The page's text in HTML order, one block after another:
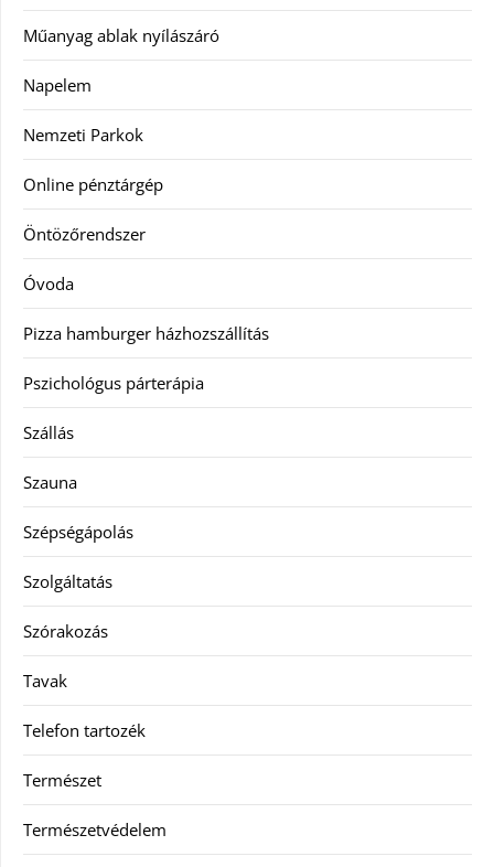
Műanyag ablak nyílászáró
Napelem
Nemzeti Parkok
Online pénztárgép
Öntözőrendszer
Óvoda
Pizza hamburger házhozszállítás
Pszichológus párterápia
Szállás
Szauna
Szépségápolás
Szolgáltatás
Szórakozás
Tavak
Telefon tartozék
Természet
Természetvédelem